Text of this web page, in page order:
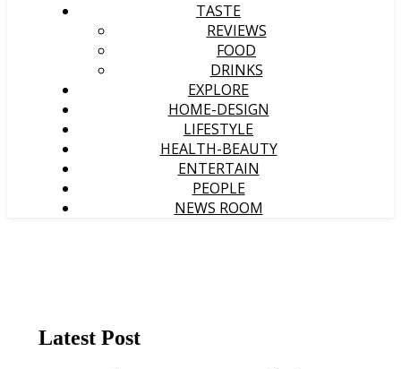
TASTE
REVIEWS
FOOD
DRINKS
EXPLORE
HOME-DESIGN
LIFESTYLE
HEALTH-BEAUTY
ENTERTAIN
PEOPLE
NEWS ROOM
Latest Post